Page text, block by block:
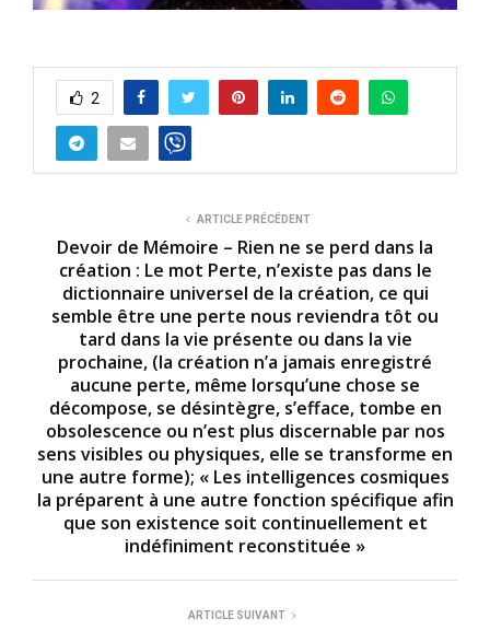
2
ARTICLE PRÉCÉDENT
Devoir de Mémoire – Rien ne se perd dans la
création : Le mot Perte, n’existe pas dans le
dictionnaire universel de la création, ce qui
semble être une perte nous reviendra tôt ou
tard dans la vie présente ou dans la vie
prochaine, (la création n’a jamais enregistré
aucune perte, même lorsqu’une chose se
décompose, se désintègre, s’efface, tombe en
obsolescence ou n’est plus discernable par nos
sens visibles ou physiques, elle se transforme en
une autre forme); « Les intelligences cosmiques
la préparent à une autre fonction spécifique afin
que son existence soit continuellement et
indéfiniment reconstituée »
ARTICLE SUIVANT